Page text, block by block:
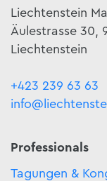
Liechtenstein
Äulestrasse 30,
Liechtenstein
+423 239 63 63
Professionals
Tagungen &